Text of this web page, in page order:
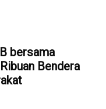
bersama
Bendera